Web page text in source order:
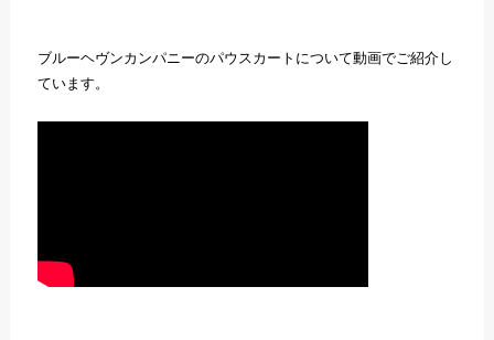
ブルーヘヴンカンパニーのパウスカートについて動画でご紹介し
ています。